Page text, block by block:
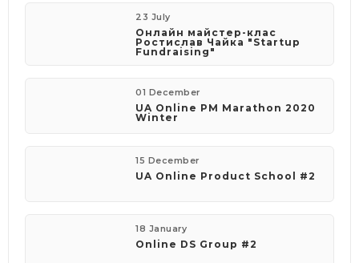
23 July
Онлайн майстер-клас
Ростислав Чайка "Startup
Fundraising"
01 December
UA Online PM Marathon 2020
Winter
15 December
UA Online Product School #2
18 January
Online DS Group #2